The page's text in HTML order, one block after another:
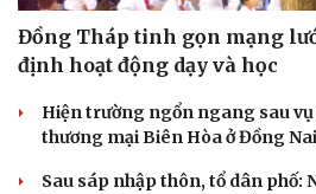
Đồng Tháp tinh gọn mạng
định hoạt động dạy và học
Hiện trường ngổn ngang sau vụ
thương mại Biên Hòa ở Đồng Nai
Sau sáp nhập thôn, tổ dân phố: